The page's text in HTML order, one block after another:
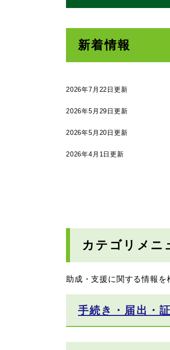
新着情報
2026年7月22日更新
2026年5月29日更新
2026年5月20日更新
2026年4月1日更新
カテゴリメニ
助成・支援に関する情報を
手続き・届出・